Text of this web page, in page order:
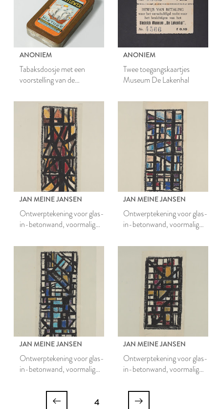
ANONIEM
Tabaksdoosje met een
voorstelling van de
ANONIEM
Twee toegangskaartjes
Museum De Lakenhal
JAN MEINE JANSEN
Ontwerptekening voor glas-
in-betonwand, voormalig
JAN MEINE JANSEN
Ontwerptekening voor glas-
in-betonwand, voormalig
JAN MEINE JANSEN
Ontwerptekening voor glas-
in-betonwand, voormalig
JAN MEINE JANSEN
Ontwerptekening voor glas-
in-betonwand, voormalig
4